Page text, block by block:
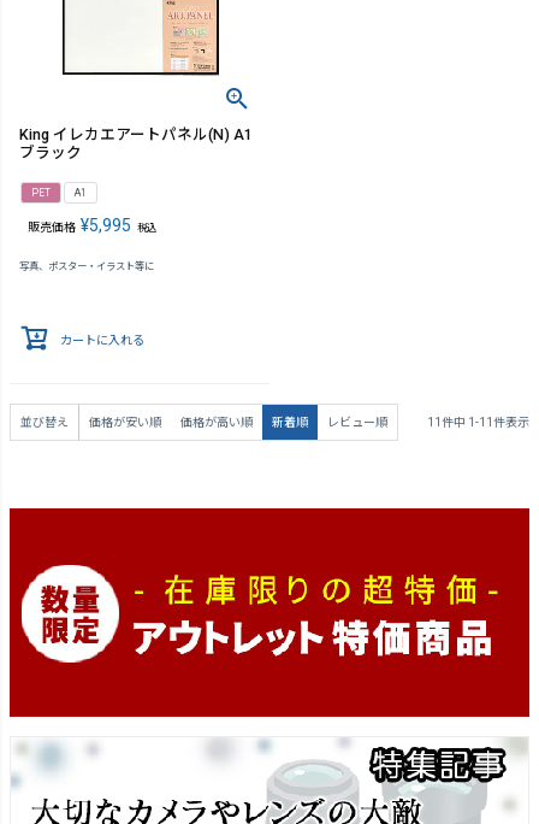
King イレカエアートパネル(N) A1
ブラック
PET A1
販売価格 ¥5,995 税込
写真、ポスター・イラスト等に
カートに入れる
並び替え 価格が安い順 価格が高い順 新着順 レビュー順 11 件中 1 -11 件表示